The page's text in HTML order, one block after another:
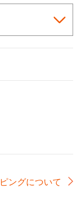
ングについて